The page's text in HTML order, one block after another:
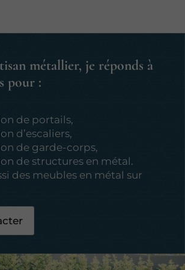
métallier, je réponds à
pour :
de portails,
d’escaliers,
de garde-corps,
de structures en métal.
des meubles en métal sur